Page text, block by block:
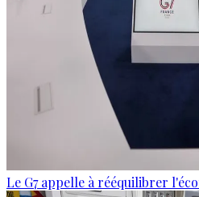
Le G7 appelle à rééquilibrer